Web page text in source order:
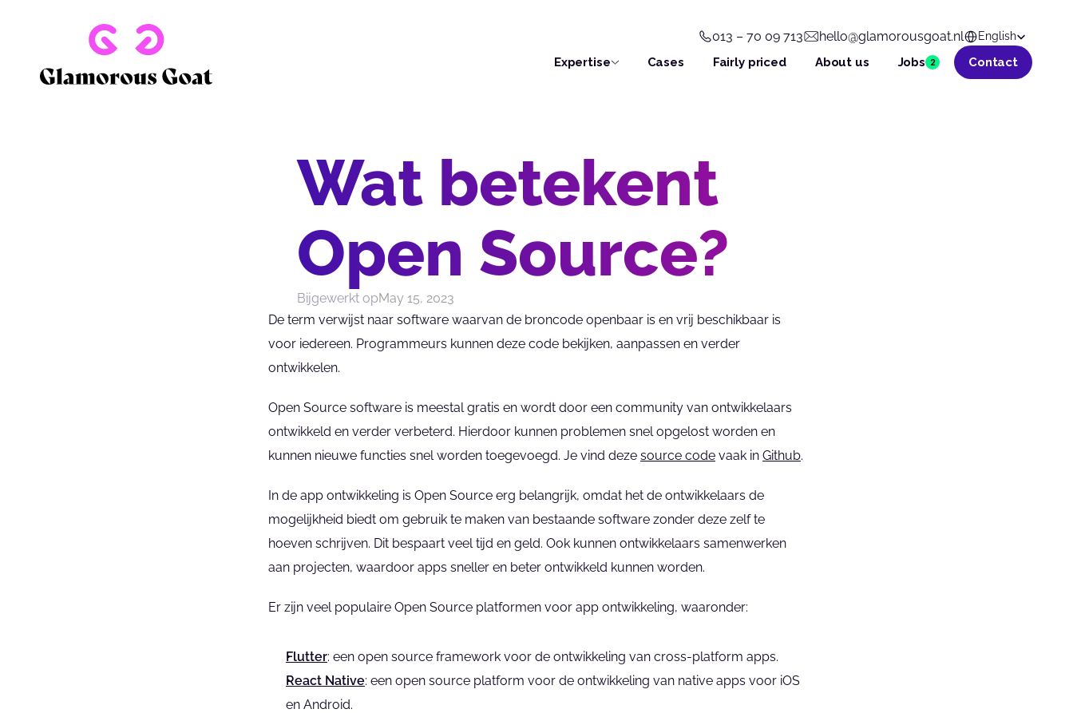
013 – 70 09 713 hello@glamorousgoat.nlSelect Language
English
Expertise Cases Fairly priced About us Jobs 2 Contact
Wat betekent
Open Source?
Bijgewerkt opMay 15, 2023
De term verwijst naar software waarvan de broncode openbaar is en vrij beschikbaar is
voor iedereen. Programmeurs kunnen deze code bekijken, aanpassen en verder
ontwikkelen.
Open Source software is meestal gratis en wordt door een community van ontwikkelaars
ontwikkeld en verder verbeterd. Hierdoor kunnen problemen snel opgelost worden en
kunnen nieuwe functies snel worden toegevoegd. Je vind deze source code vaak in Github.
In de app ontwikkeling is Open Source erg belangrijk, omdat het de ontwikkelaars de
mogelijkheid biedt om gebruik te maken van bestaande software zonder deze zelf te
hoeven schrijven. Dit bespaart veel tijd en geld. Ook kunnen ontwikkelaars samenwerken
aan projecten, waardoor apps sneller en beter ontwikkeld kunnen worden.
Er zijn veel populaire Open Source platformen voor app ontwikkeling, waaronder:
Flutter: een open source framework voor de ontwikkeling van cross-platform apps.
React Native: een open source platform voor de ontwikkeling van native apps voor iOS
en Android.